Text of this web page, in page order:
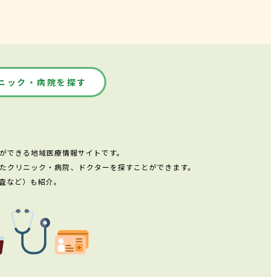
ック・病院を探す
きる地域医療情報サイトです。
リニック・病院、ドクターを探すことができます。
ど）も紹介。